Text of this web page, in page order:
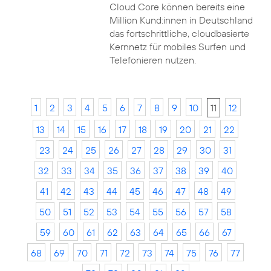
Cloud Core können bereits eine
Million Kund:innen in Deutschland
das fortschrittliche, cloudbasierte
Kernnetz für mobiles Surfen und
Telefonieren nutzen.
1 2 3 4 5 6 7 8 9 10 11
12
13
14 15 16 17 18 19 20 21
22
23
24 25 26 27 28 29 30
31
32
33 34 35 36 37 38 39
40
41
42 43 44 45 46 47 48
49
50
51 52 53 54 55 56 57
58
59
60 61 62 63 64 65 66
67
68
69 70 71 72 73 74 75 76
77